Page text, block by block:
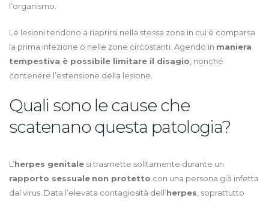
l’organismo.
Le lesioni tendono a riaprirsi nella stessa zona in cui è comparsa
la prima infezione o nelle zone circostanti. Agendo in maniera
tempestiva è possibile limitare il disagio , nonché
contenere l’estensione della lesione.
Quali sono le cause che
scatenano questa patologia?
L’herpes genitale si trasmette solitamente durante un
rapporto sessuale non protetto con una persona già infetta
dal virus. Data l’elevata contagiosità dell’herpes , soprattutto